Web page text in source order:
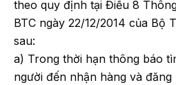
theo quy định tại Điều 8
BTC ngày 22/12/2014 của Bộ
sau:
a) Trong thời hạn thông báo
người đến nhận hàng và